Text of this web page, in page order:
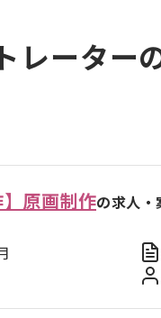
レーター
】原画制作の求人・